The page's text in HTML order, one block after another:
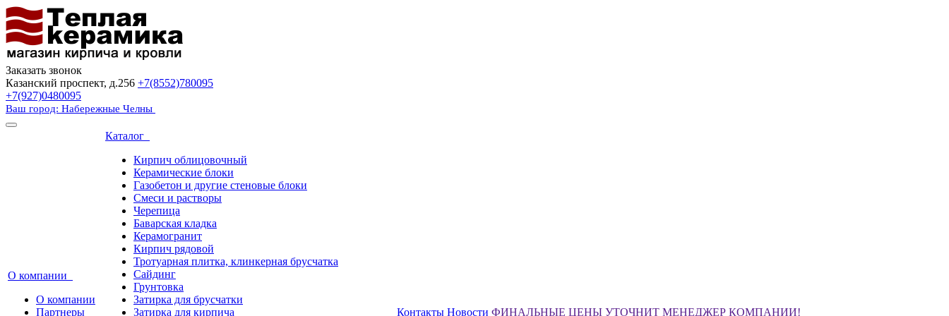
Заказать звонок
Казанский проспект, д.256 +7(8552)780095
+7(927)0480095
Ваш город: Набережные Челны
О компании
О компании
Партнеры
Каталог
Кирпич облицовочный
Керамические блоки
Газобетон и другие стеновые блоки
Смеси и растворы
Черепица
Баварская кладка
Керамогранит
Кирпич рядовой
Тротуарная плитка, клинкерная брусчатка
Сайдинг
Грунтовка
Затирка для брусчатки
Затирка для кирпича
Контакты Новости ФИНАЛЬНЫЕ ЦЕНЫ УТОЧНИТ МЕНЕДЖЕР КОМПАНИИ!